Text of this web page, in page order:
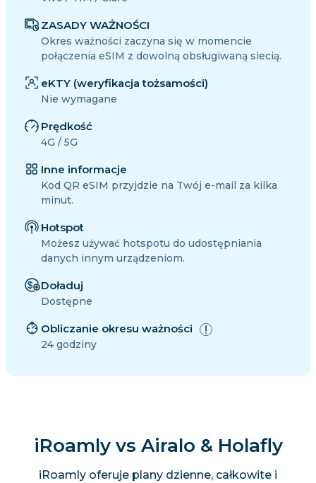
ZASADY WAŻNOŚCI
Okres ważności zaczyna się w momencie
połączenia eSIM z dowolną obsługiwaną siecią.
eKTY (weryfikacja tożsamości)
Nie wymagane
Prędkość
4G / 5G
Inne informacje
Kod QR eSIM przyjdzie na Twój e-mail za kilka
minut.
Hotspot
Możesz używać hotspotu do udostępniania
danych innym urządzeniom.
Doładuj
Dostępne
Obliczanie okresu ważności
24 godziny
iRoamly vs Airalo & Holafly
iRoamly oferuje plany dzienne, całkowite i